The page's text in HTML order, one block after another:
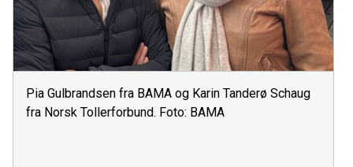
Pia Gulbrandsen fra BAMA og Karin Tanderø Schaug
fra Norsk Tollerforbund. Foto: BAMA